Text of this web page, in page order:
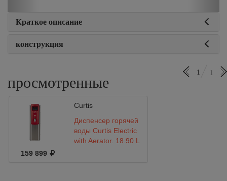
Краткое описание
конструкция
просмотренные
1 1
Curtis
Диспенсер горячей
воды Curtis Electric
with Aerator, 18.90 L
159 899